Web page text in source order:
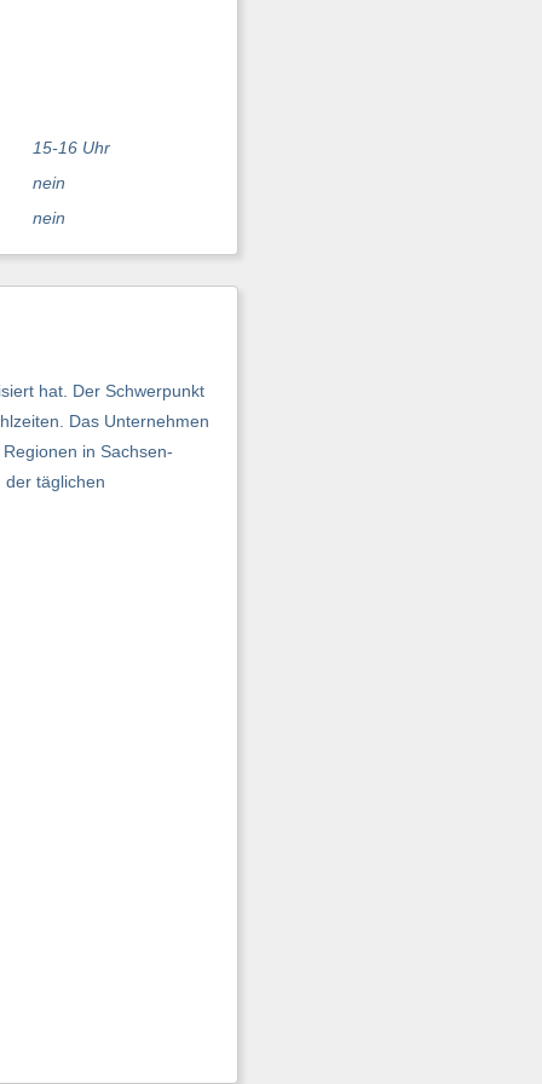
15-16 Uhr
nein
nein
hat. Der Schwerpunkt
Das Unternehmen
in Sachsen-
täglichen